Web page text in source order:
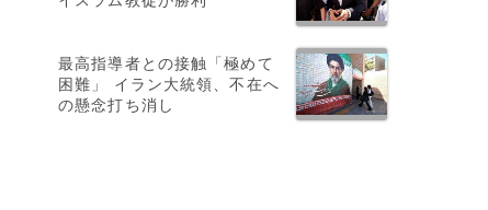
最高指導者との接触「極めて
困難」 イラン大統領、不在へ
の懸念打ち消し